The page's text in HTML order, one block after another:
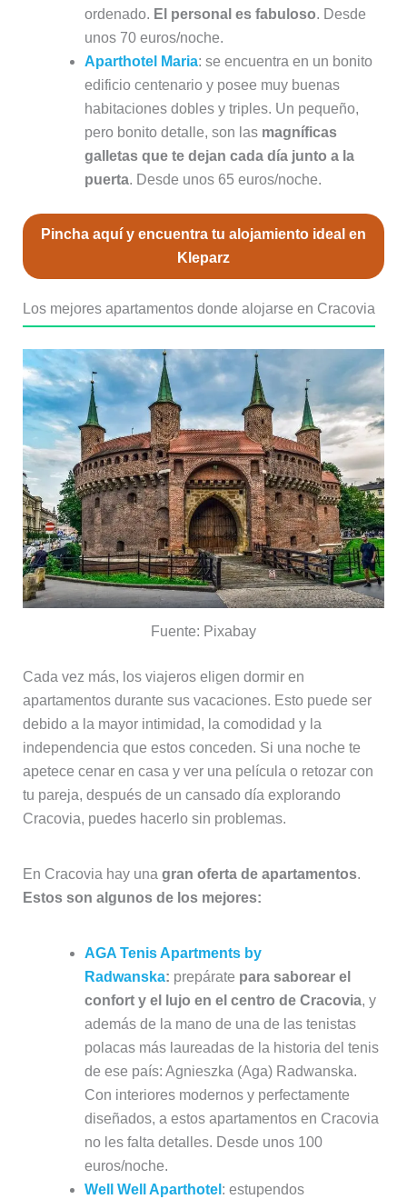
ordenado. El personal es fabuloso. Desde
unos 70 euros/noche.
Aparthotel Maria: se encuentra en un bonito
edificio centenario y posee muy buenas
habitaciones dobles y triples. Un pequeño,
pero bonito detalle, son las magníficas
galletas que te dejan cada día junto a la
puerta. Desde unos 65 euros/noche.
Pincha aquí y encuentra tu alojamiento ideal en
Kleparz
Los mejores apartamentos donde alojarse en Cracovia
Fuente: Pixabay
Cada vez más, los viajeros eligen dormir en
apartamentos durante sus vacaciones. Esto puede ser
debido a la mayor intimidad, la comodidad y la
independencia que estos conceden. Si una noche te
apetece cenar en casa y ver una película o retozar con
tu pareja, después de un cansado día explorando
Cracovia, puedes hacerlo sin problemas.
En Cracovia hay una gran oferta de apartamentos.
Estos son algunos de los mejores:
AGA Tenis Apartments by
Radwanska: prepárate para saborear el
confort y el lujo en el centro de Cracovia, y
además de la mano de una de las tenistas
polacas más laureadas de la historia del tenis
de ese país: Agnieszka (Aga) Radwanska.
Con interiores modernos y perfectamente
diseñados, a estos apartamentos en Cracovia
no les falta detalles. Desde unos 100
euros/noche.
Well Well Aparthotel : estupendos